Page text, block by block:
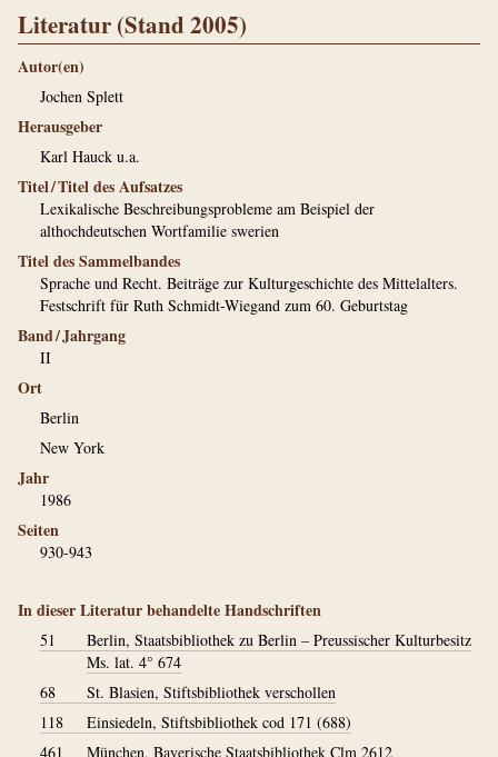
Literatur (Stand 2005)
Autor(en)
Jochen Splett
Herausgeber
Karl Hauck u.a.
Titel / Titel des Aufsatzes
Lexikalische Beschreibungsprobleme am Beispiel der
althochdeutschen Wortfamilie swerien
Titel des Sammelbandes
Sprache und Recht. Beiträge zur Kulturgeschichte des Mittelalters.
Festschrift für Ruth Schmidt-Wiegand zum 60. Geburtstag
Band / Jahrgang
II
Ort
Berlin
New York
Jahr
1986
Seiten
930-943
In dieser Literatur behandelte Handschriften
51
Berlin, Staatsbibliothek zu Berlin – Preussischer Kulturbesitz
Ms. lat. 4° 674
68
St. Blasien, Stiftsbibliothek verschollen
118
Einsiedeln, Stiftsbibliothek cod 171 (688)
461
München, Bayerische Staatsbibliothek Clm 2612